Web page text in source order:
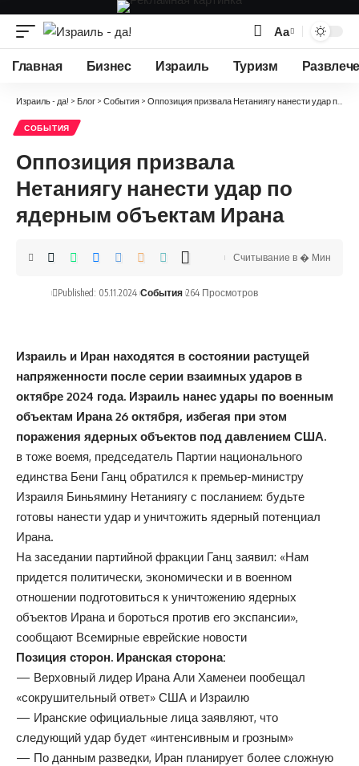
Изменение
размера
Аа
Главная Бизнес Израиль Туризм
Израиль - да! > Блог > События > Оппозиция призвала Нетаниягу нанести удар по ядерным объектам Ирана
СОБЫТИЯ
Оппозиция призвала
Нетаниягу нанести удар по
ядерным объектам Ирана
Published: 05.11.2024 События 264 Просмотров
Считывание в � Мин
Израиль и Иран находятся в состоянии растущей
напряженности после серии взаимных ударов в
октябре 2024 года. Израиль нанес удары по военным
объектам Ирана 26 октября, избегая при этом
поражения ядерных объектов под давлением США.
в тоже воемя, председатель Партии национального
единства Бени Ганц обратился к премьер-министру
Израиля Биньямину Нетаниягу с посланием: будьте
готовы нанести удар и уничтожить ядерный потенциал
Ирана.
На заседании партийной фракции Ганц заявил: «Нам
придется политически, экономически и в военном
отношении подготовиться к уничтожению ядерных
объектов Ирана и бороться против его экспансии»,
сообщают Всемирные еврейские новости
Позиция сторон. Иранская сторона:
— Верховный лидер Ирана Али Хаменеи пообещал
«сокрушительный ответ» США и Израилю
— Иранские официальные лица заявляют, что
следующий удар будет «интенсивным и грозным»
— По данным разведки, Иран планирует более сложную